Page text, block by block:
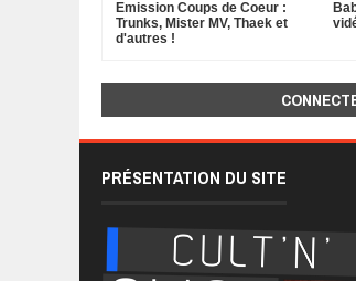
Emission Coups de Coeur :
Trunks, Mister MV, Thaek et
d'autres !
PRÉSENTATION DU SITE